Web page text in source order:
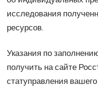
исследования
ресурсов.
Указания по
получить на сайте
статуправления вашего